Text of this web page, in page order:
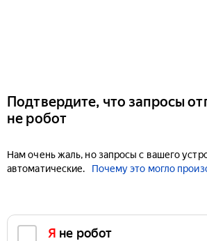
Подтвердите, что запросы
не робот
Нам очень жаль, но запросы с вашего
автоматические.
Почему это могло
Я не робот